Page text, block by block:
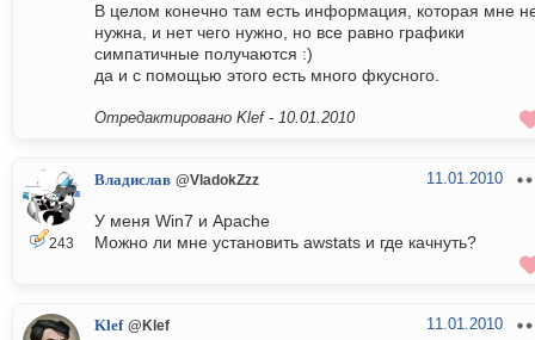
В целом конечно там есть информация, которая мне
нужна, и нет чего нужно, но все равно графики
симпатичные получаются :)
да и с помощью этого есть много фкусного.
Отредактировано Klef - 10.01.2010
243
Владислав @VladokZzz 11.01.2010
У меня Win7 и Apache
Можно ли мне установить awstats и где качнуть?
Klef @Klef 11.01.2010